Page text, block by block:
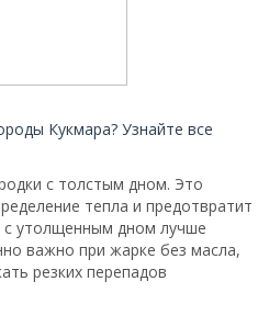
Кукмара? Узнайте все
с толстым дном. Это
тепла и предотвратит
утолщенным дном лучше
важно при жарке без масла,
резких перепадов